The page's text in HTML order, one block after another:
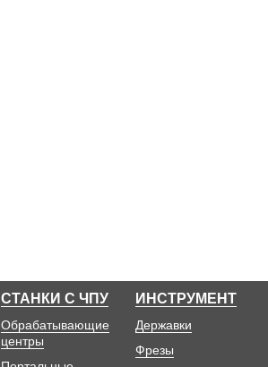
СТАНКИ С ЧПУ
Обрабатывающие
центры
ИНСТРУМЕНТ
Державки
Фрезы